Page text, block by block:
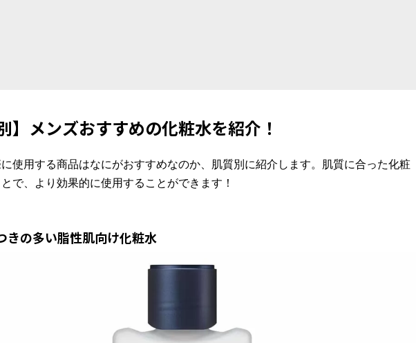
】メンズおすすめの化粧水を紹介！
使用する商品はなにがおすすめなのか、肌質別に紹介します。肌質に合った化粧
で、より効果的に使用することができます！
きの多い脂性肌向け化粧水